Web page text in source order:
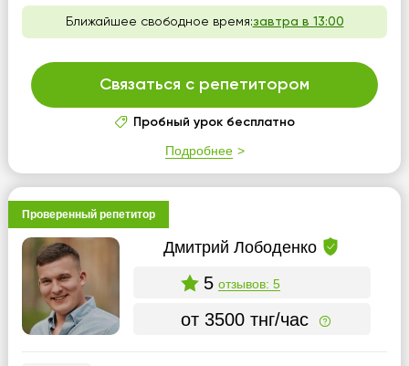
Ближайшее свободное время:завтра в 13:00
Связаться с репетитором
Пробный урок бесплатно
Подробнее
Проверенный репетитор
Дмитрий Лободенко
5 отзывов: 5
от 3500 тнг/час